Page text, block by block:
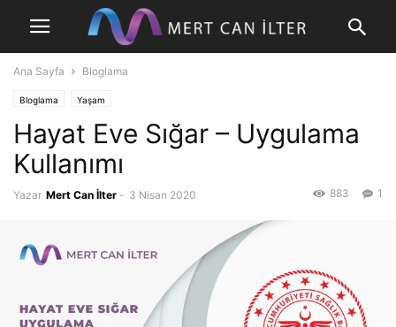
Ana Sayfa Bloglama
Bloglama Yaşam
Hayat Eve Sığar – Uygulama
Kullanımı
Yazar Mert Can İlter - 3 Nisan 2020 1
883